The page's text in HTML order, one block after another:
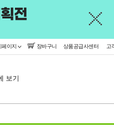
페이지 장바구니 상품공급사센터 고
보기